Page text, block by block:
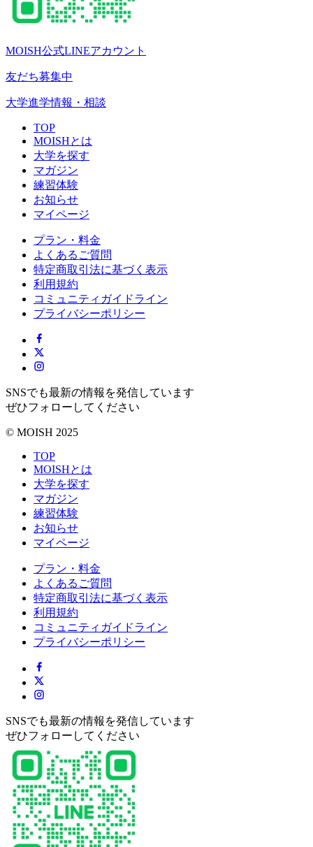
MOISH公式LINEアカウント
友だち募集中
大学進学情報・相談
TOP
MOISHとは
大学を探す
マガジン
練習体験
お知らせ
マイページ
プラン・料金
よくあるご質問
特定商取引法に基づく表示
利用規約
コミュニティガイドライン
プライバシーポリシー
SNSでも最新の情報を発信しています
ぜひフォローしてください
© MOISH 2025
TOP
MOISHとは
大学を探す
マガジン
練習体験
お知らせ
マイページ
プラン・料金
よくあるご質問
特定商取引法に基づく表示
利用規約
コミュニティガイドライン
プライバシーポリシー
SNSでも最新の情報を発信しています
ぜひフォローしてください